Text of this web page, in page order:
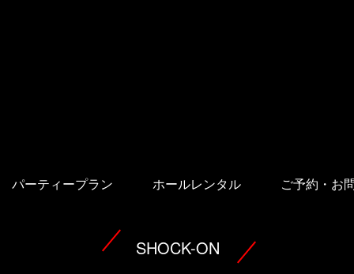
パーティープラン ホールレンタル ご予約・お
SHOCK-ON